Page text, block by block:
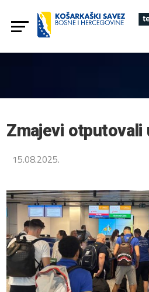
Zmajevi otputovali
15.08.2025.